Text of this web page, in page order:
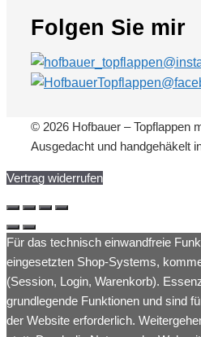
Folgen Sie mir
© 2026 Hofbauer – Topflappen
Ausgedacht und handgehäkelt
Vertrag widerrufen
Für das technisch einwandfreie
eingesetzten Shop-Systems,
(Session, Login, Warenkorb).
grundlegende Funktionen und sind
der Website erforderlich.